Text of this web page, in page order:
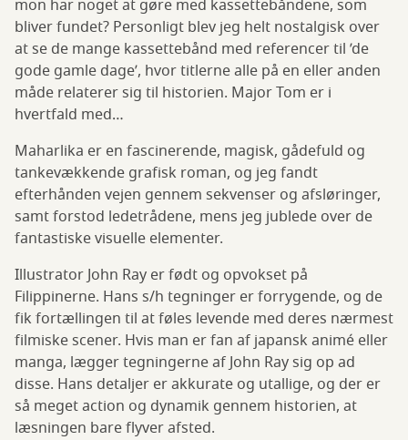
mon har noget at gøre med kassettebåndene, som
bliver fundet? Personligt blev jeg helt nostalgisk over
at se de mange kassettebånd med referencer til ’de
gode gamle dage’, hvor titlerne alle på en eller anden
måde relaterer sig til historien. Major Tom er i
hvertfald med…
Maharlika er en fascinerende, magisk, gådefuld og
tankevækkende grafisk roman, og jeg fandt
efterhånden vejen gennem sekvenser og afsløringer,
samt forstod ledetrådene, mens jeg jublede over de
fantastiske visuelle elementer.
Illustrator John Ray er født og opvokset på
Filippinerne. Hans s/h tegninger er forrygende, og de
fik fortællingen til at føles levende med deres nærmest
filmiske scener. Hvis man er fan af japansk animé eller
manga, lægger tegningerne af John Ray sig op ad
disse. Hans detaljer er akkurate og utallige, og der er
så meget action og dynamik gennem historien, at
læsningen bare flyver afsted.